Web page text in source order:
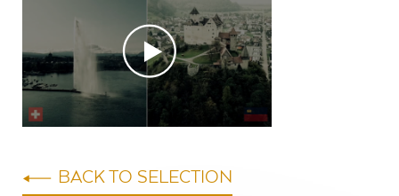
BACK TO SELECTION